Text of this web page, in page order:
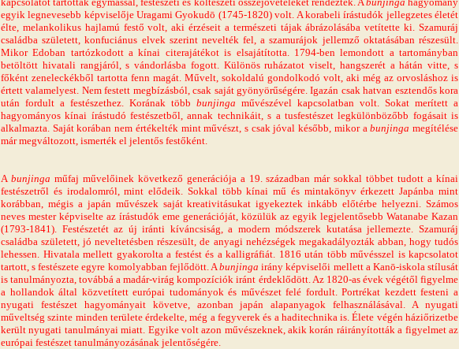
egyik legnevesebb képviselője Uragami Gyokudō (1745-1820) volt. A korabeli írástudók jellegzetes életét
élte, melankolikus hajlamú festő volt, aki érzéseit a természeti tájak ábrázolásába vetítette ki. Szamuráj
családba született, konfuciánus elvek szerint nevelték fel, a szamurájok jellemző oktatásában részesült.
Mikor Edoban tartózkodott a kínai citerajátékot is elsajátította. 1794-ben lemondott a tartományban
betöltött hivatali rangjáról, s vándorlásba fogott. Különös ruházatot viselt, hangszerét a hátán vitte, s
főként zeneleckékből tartotta fenn magát. Művelt, sokoldalú gondolkodó volt, aki még az orvosláshoz is
értett valamelyest. Nem festett megbízásból, csak saját gyönyörűségére. Igazán csak hatvan esztendős kora
után fordult a festészethez. Korának több bunjinga művészével kapcsolatban volt. Sokat merített a
hagyományos kínai írástudó festészetből, annak technikáit, s a tusfestészet legkülönbözőbb fogásait is
alkalmazta. Saját korában nem értékelték mint művészt, s csak jóval később, mikor abunjinga megítélése
már megváltozott, ismerték el jelentős festőként.
A bunjinga műfaj művelőinek következő generációja a 19. században már sokkal többet tudott a kínai
festészetről és irodalomról, mint elődeik. Sokkal több kínai mű és mintakönyv érkezett Japánba mint
korábban, mégis a japán művészek saját kreativitásukat igyekeztek inkább előtérbe helyezni. Számos
neves mester képviselte az írástudók eme generációját, közülük az egyik legjelentősebb Watanabe Kazan
(1793-1841). Festészetét az új iránti kíváncsiság, a modern módszerek kutatása jellemezte. Szamuráj
családba született, jó neveltetésben részesült, de anyagi nehézségek megakadályozták abban, hogy tudós
lehessen. Hivatala mellett gyakorolta a festést és a kalligráfiát. 1816 után több művésszel is kapcsolatot
tartott, s festészete egyre komolyabban fejlődött. Abunjinga irány képviselői mellett a Kanō-iskola stílusát
is tanulmányozta, továbbá a madár-virág kompozíciók iránt érdeklődött. Az 1820-as évek végétől figyelme
a hollandok által közvetített európai tudományok és művészet felé fordult. Portrékat kezdett festeni a
nyugati festészet hagyományait követve, azonban japán alapanyagok felhasználásával. A nyugati
műveltség szinte minden területe érdekelte, még a fegyverek és a haditechnika is. Élete végén háziőrizetbe
került nyugati tanulmányai miatt. Egyike volt azon művészeknek, akik korán ráirányították a figyelmet az
európai festészet tanulmányozásának jelentőségére.